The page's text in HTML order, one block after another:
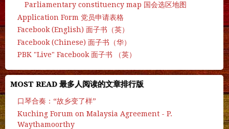
Parliamentary constituency map 国会选区地图
Application Form 党员申请表格
Facebook (English) 面子书（英）
Facebook (Chinese) 面子书（华）
PBK "Live" Facebook 面子书 （英）
MOST READ 最多人阅读的文章排行版
口琴合奏：“故乡变了样”
Kuching Forum on Malaysia Agreement - P.
Waythamoorthy